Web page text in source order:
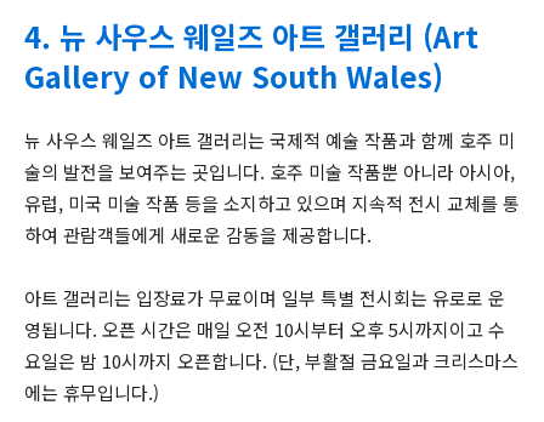
4. 뉴 사우스 웨일즈 아트 갤러리 (Art
Gallery of New South Wales)
뉴 사우스 웨일즈 아트 갤러리는 국제적 예술 작품과 함께 호주 미
술의 발전을 보여주는 곳입니다. 호주 미술 작품뿐 아니라 아시아,
유럽, 미국 미술 작품 등을 소지하고 있으며 지속적 전시 교체를 통
하여 관람객들에게 새로운 감동을 제공합니다.
아트 갤러리는 입장료가 무료이며 일부 특별 전시회는 유로로 운
영됩니다. 오픈 시간은 매일 오전 10시부터 오후 5시까지이고 수
요일은 밤 10시까지 오픈합니다. (단, 부활절 금요일과 크리스마스
에는 휴무입니다.)